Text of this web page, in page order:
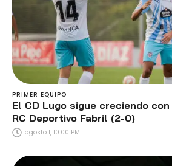
PRIMER EQUIPO
El CD Lugo sigue creciendo
RC Deportivo Fabril (2-0)
agosto 1, 10:00 PM